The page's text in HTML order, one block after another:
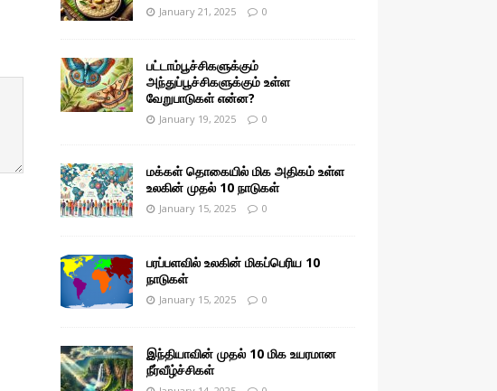
January 21, 2025 0
பட்டாம்பூச்சிகளுக்கும்
அந்துப்பூச்சிகளுக்கும் உள்ள
வேறுபாடுகள் என்ன?
January 19, 2025 0
மக்கள் தொகையில் மிக அதிகம் உள்ள
உலகின் முதல் 10 நாடுகள்
January 15, 2025 0
பரப்பளவில் உலகின் மிகப்பெரிய 10
நாடுகள்
January 15, 2025 0
இந்தியாவின் முதல் 10 மிக உயரமான
நீர்வீழ்ச்சிகள்